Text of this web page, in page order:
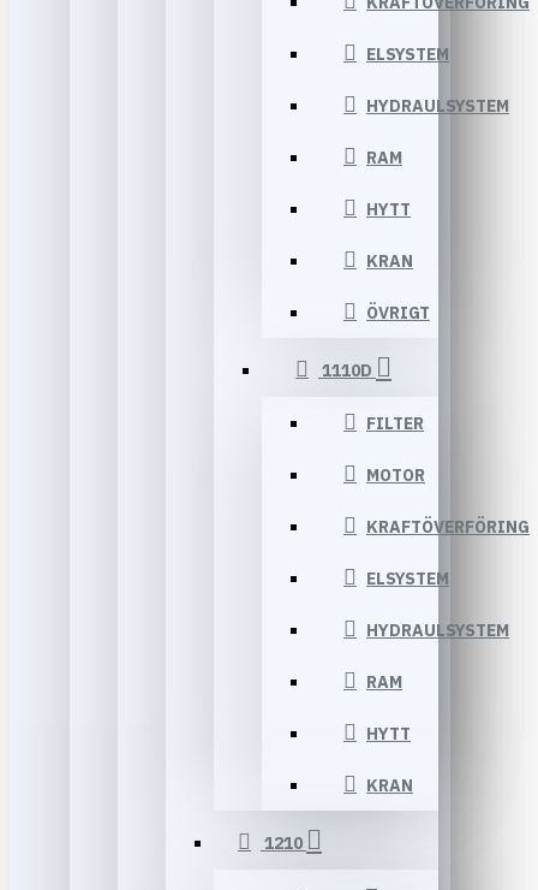
ELSYSTEM
HYDRAULSYSTEM
RAM
HYTT
KRAN
ÖVRIGT
1110D
FILTER
MOTOR
KRAFTÖVERFÖRING
ELSYSTEM
HYDRAULSYSTEM
RAM
HYTT
KRAN
1210